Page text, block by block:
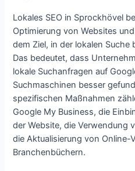
Lokales SEO in Sprockhövel
Optimierung von Websites
dem Ziel, in der lokalen
Das bedeutet, dass
lokale Suchanfragen auf
Suchmaschinen besser
spezifischen Maßnahmen
Google My Business, die
der Website, die Verwendung
die Aktualisierung von Online-
Branchenbüchern.